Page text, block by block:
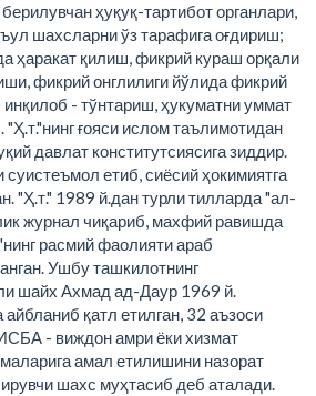
ҳуқуқ-тартибот органлари,
шахсларни ўз тарафига оғдириш;
ҳаракат қилиш, фикрий кураш орқали
фикрий онглилиги йўлида фикрий
- тўнтариш, ҳукуматни уммат
"Ҳ.т."нинг ғояси ислом таълимотидан
давлат конститутсиясига зиддир.
етиб, сиёсий ҳокимиятга
"Ҳ.т." 1989 й.дан турли тилларда "ал-
журнал чиқариб, махфий равишда
расмий фаолияти араб
Ушбу ташкилотнинг
шайх Ахмад ад-Даур 1969 й.
қатл етилган, 32 аъзоси
- виждон амри ёки хизмат
амал етилишини назорат
шахс муҳтасиб деб аталади.